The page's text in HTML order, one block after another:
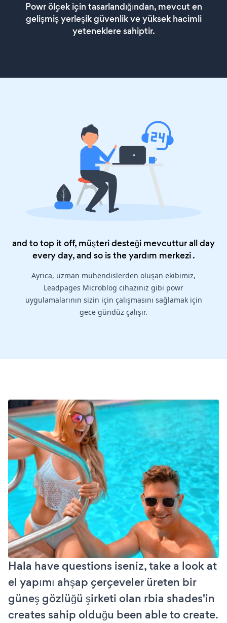
Powr ölçek için tasarlandığından, mevcut en
gelişmiş yerleşik güvenlik ve yüksek hacimli
yeteneklere sahiptir.
and to top it off, müşteri desteği mevcuttur all day
every day, and so is theyardım merkezi.
Ayrıca, uzman mühendislerden oluşan ekibimiz,
Leadpages Microblog cihazınız gibi powr
uygulamalarının sizin için çalışmasını sağlamak için
gece gündüz çalışır.
Hala have questions iseniz, take a look at
el yapımı ahşap çerçeveler üreten bir
güneş gözlüğü şirketi olan rbia shades'in
creates sahip olduğu been able to create.